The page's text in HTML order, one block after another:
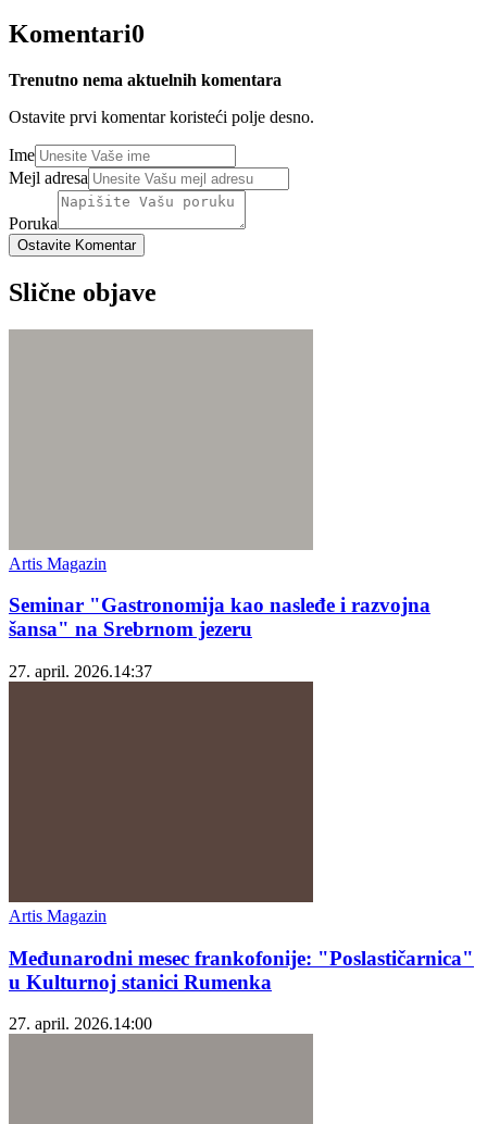
Komentari0
Trenutno nema aktuelnih komentara
Ostavite prvi komentar koristeći polje desno.
Ime
Mejl adresa
Poruka
Ostavite Komentar
Slične objave
Artis Magazin
Seminar "Gastronomija kao nasleđe i razvojna
šansa" na Srebrnom jezeru
27. april. 2026.14:37
Artis Magazin
Međunarodni mesec frankofonije: "Poslastičarnica"
u Kulturnoj stanici Rumenka
27. april. 2026.14:00